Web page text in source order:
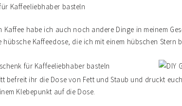
Kaffee habe ich auch noch andere Dinge in meinem
hübsche Kaffeedose, die ich mit einem hübschen Stern
befreit ihr die Dose von Fett und Staub und druckt
Klebepunkt auf die Dose.